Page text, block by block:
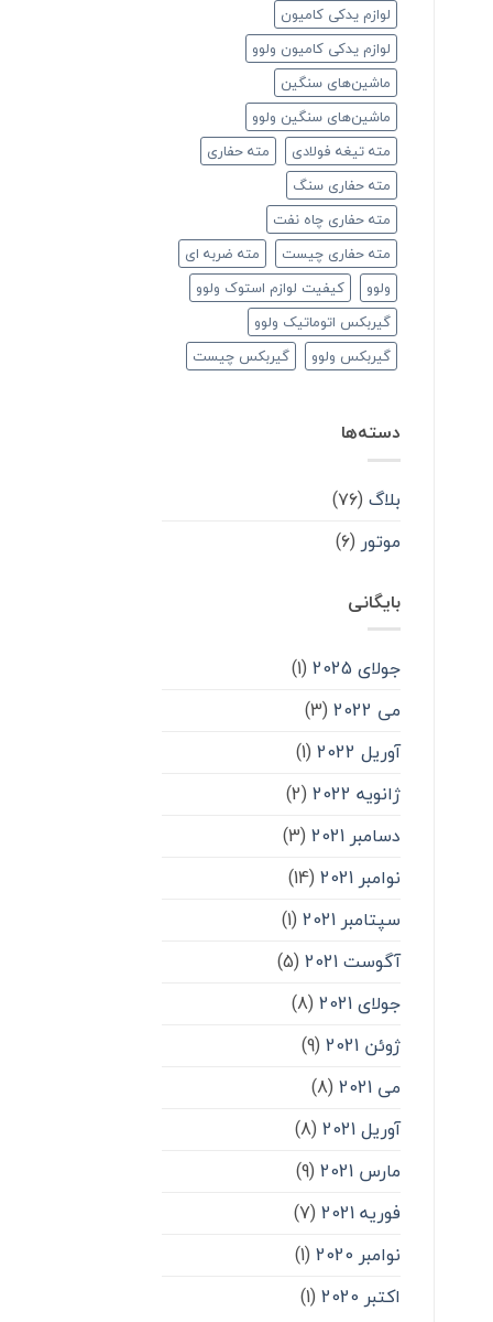
لوازم یدکی کامیون
لوازم یدکی کامیون ولوو
ماشین‌های سنگین
ماشین‌های سنگین ولوو
مته تیغه فولادی
مته حفاری
مته حفاری سنگ
مته حفاری چاه نفت
مته حفاری چیست
مته ضربه ای
ولوو
کیفیت لوازم استوک ولوو
گیربکس اتوماتیک ولوو
گیربکس ولوو
گیربکس چیست
دسته‌ها
بلاگ (۷۶)
موتور (۶)
بایگانی
جولای 2025
(1)
می 2022
(3)
آوریل 2022
(1)
ژانویه 2022
(2)
دسامبر 2021
(3)
نوامبر 2021
(14)
سپتامبر 2021
(1)
آگوست 2021
(5)
جولای 2021
(8)
ژوئن 2021
(9)
می 2021
(8)
آوریل 2021
(8)
مارس 2021
(9)
فوریه 2021
(7)
نوامبر 2020
(1)
اکتبر 2020
(1)